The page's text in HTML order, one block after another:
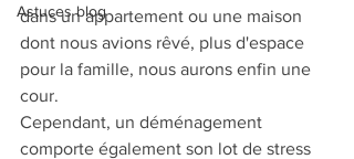
Astuces blog
dans un appartement ou une maison
dont nous avions rêvé, plus d'espace
pour la famille, nous aurons enfin une
cour.
Cependant, un déménagement
comporte également son lot de stress